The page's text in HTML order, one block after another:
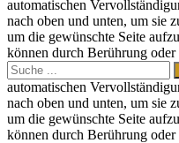
automatischen
nach oben und unten, um sie
um die gewünschte Seite
können durch Berührung oder
Search
for:
automatischen
nach oben und unten, um sie
um die gewünschte Seite
können durch Berührung oder